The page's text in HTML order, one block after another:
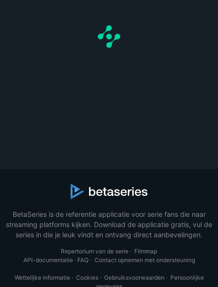
BetaSeries is de referentie applicatie voor serie fans die naar
streaming platforms kijken. Download de applicatie gratis, vul de
series in die je leuk vindt en ontvang direct aanbevelingen.
Repertorium van de serie · Filmmap
API-documentatie· FAQ· Contact opnemen met ondersteuning
Wettelijke informatie· Cookies· Gebruiksvoorwaarden · Persoonlijke